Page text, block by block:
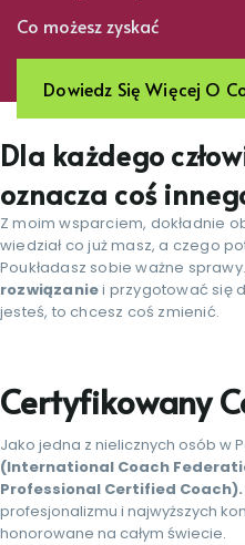
Co możesz zyskać
Dowiedz Się Więcej O
Dla każdego
oznacza coś
Z moim wsparciem, dokładnie
wiedział co już masz, a czego
Poukładasz sobie ważne
rozwiązaniei przygotować się
jesteś, to chcesz coś zmienić.
Certyfikowany
Jako jedna z nielicznych osób w
(International Coach
Professional Certified Coach).
profesjonalizmu i najwyższych
honorowane na całym świecie.